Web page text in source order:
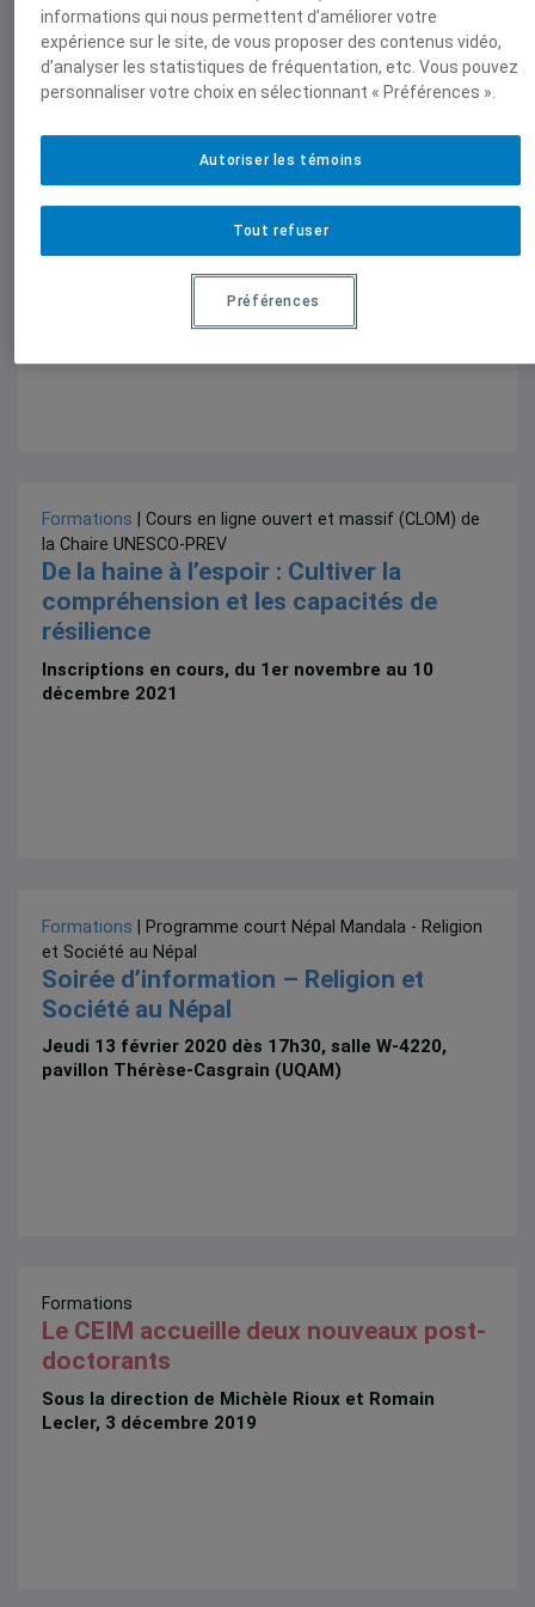
Formations| Ateliers de formation proposés par l'Acfas
Acfas – Formations en communication
Chaque vendredi, 12h00-14h00, en ligne
Formations | Cours en ligne ouvert et massif (CLOM) de
la Chaire UNESCO-PREV
De la haine à l’espoir : Cultiver la
compréhension et les capacités de
résilience
Inscriptions en cours, du 1er novembre au 10
décembre 2021
Formations | Programme court Népal Mandala - Religion
et Société au Népal
Soirée d’information – Religion et
Société au Népal
Jeudi 13 février 2020 dès 17h30, salle W-4220,
pavillon Thérèse-Casgrain (UQAM)
Formations
Le CEIM accueille deux nouveaux post-
doctorants
Sous la direction de Michèle Rioux et Romain
Lecler, 3 décembre 2019
informations qui nous permettent d’améliorer votre
expérience sur le site, de vous proposer des contenus vidéo,
d’analyser les statistiques de fréquentation, etc. Vous pouvez
personnaliser votre choix en sélectionnant « Préférences ».
Tout refuser
Autoriser les témoins
Préférences